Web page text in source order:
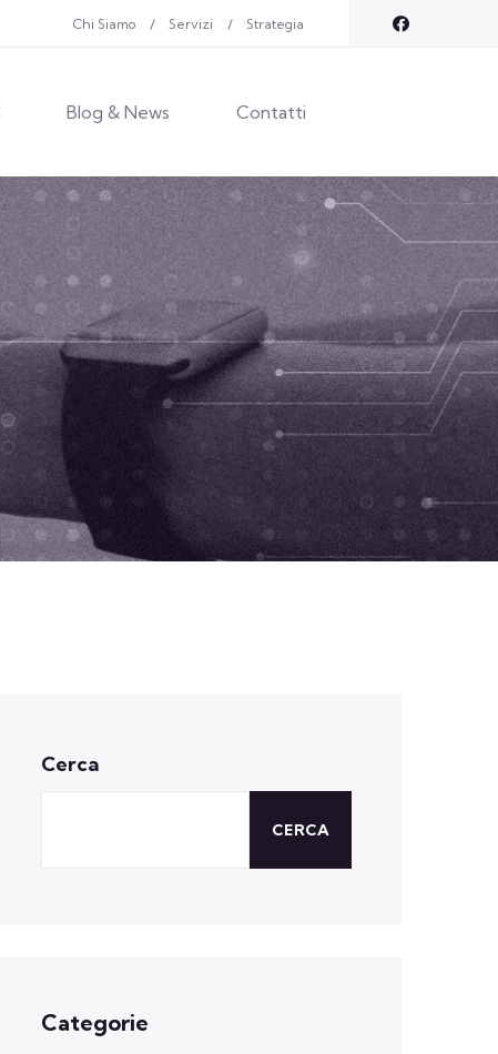
Chi Siamo Servizi Strategia
Blog & News Contatti
Cerca
CERCA
Categorie